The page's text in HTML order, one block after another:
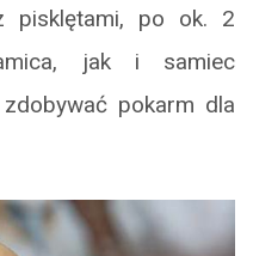
pisklętami, po ok. 2
jak i samiec
pokarm dla